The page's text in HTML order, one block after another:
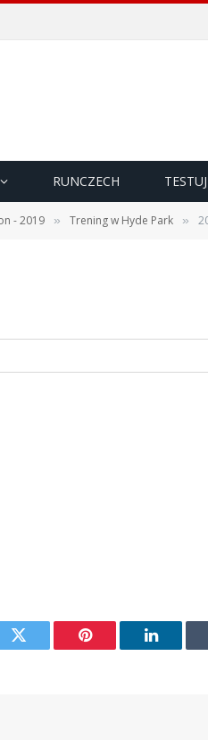
RUNCZECH
- 2019 » Trening w Hyde Park »
Twitter Pinterest LinkedIn